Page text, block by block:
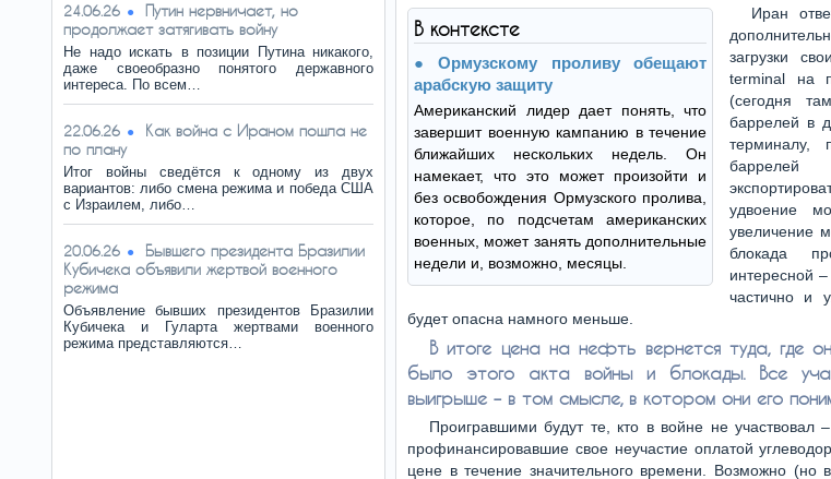
24.06.26
Путин нервничает, но
продолжает затягивать войну
Не надо искать в позиции Путина никакого,
даже своеобразно понятого державного
интереса. По всем…
22.06.26
Как война с Ираном пошла не
по плану
Итог войны сведётся к одному из двух
вариантов: либо смена режима и победа США
с Израилем, либо…
20.06.26
Бывшего президента Бразилии
Кубичека объявили жертвой военного
режима
Объявление бывших президентов Бразилии
Кубичека и Гуларта жертвами военного
режима представляются…
В контексте
Ормузскому проливу обещают
арабскую защиту
Американский лидер дает понять, что
завершит военную кампанию в течение
ближайших нескольких недель. Он
намекает, что это может произойти и
без освобождения Ормузского пролива,
которое, по подсчетам американских
военных, может занять дополнительные
недели и, возможно, месяцы.
Иран
загрузки
terminal на
(сегодня
баррелей в
терминалу,
удвоение
увеличение
блокада
интересной
частично и
будет опасна намного меньше.
В итоге цена на нефть вернется туда, где
было этого акта войны и блокады. Все
выигрыше – в том смысле, в котором они его
Проигравшими будут те, кто в войне не участвовал
профинансировавшие свое неучастие оплатой
цене в течение значительного времени. Возможно (но